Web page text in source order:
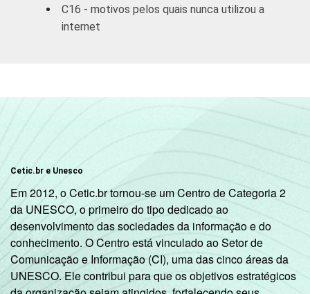
mais
Base: 5.823 entrevistados que usaram a
internet nos últimos três meses. Respostas
múltiplas e estimuladas. Entrevistas
realizadas em
área urbana.
2 Internet café, lanhouse ou similar.
3Amigo, vizinho ou familiar.
4
Telecentro, biblioteca, entidade
C16 - motivos pelos quais nunca utilizou a
internet
Cetic.br e Unesco
Em 2012, o Cetic.br tornou-se um Centro de Categoria 2
da UNESCO, o primeiro do tipo dedicado ao
desenvolvimento das sociedades da informação e do
conhecimento. O Centro está vinculado ao Setor de
Comunicação e Informação (CI), uma das cinco áreas da
UNESCO. Ele contribui para que os objetivos estratégicos